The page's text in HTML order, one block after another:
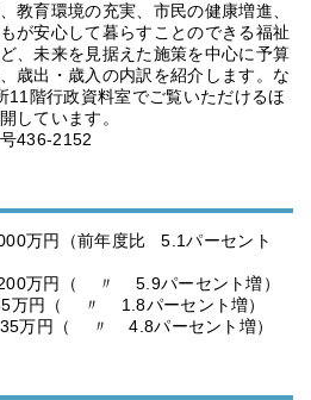
教育環境の充実、市民の健康増進、
が安心して暮らすことのできる福祉
、未来を見据えた施策を中心に予算
歳出・歳入の内訳を紹介します。な
11階行政資料室でご覧いただけるほ
しています。
436-2152
万円（前年度比 5.1パーセント
万円（ 〃 5.9パーセント増）
円（ 〃 1.8パーセント増）
円（ 〃 4.8パーセント増）